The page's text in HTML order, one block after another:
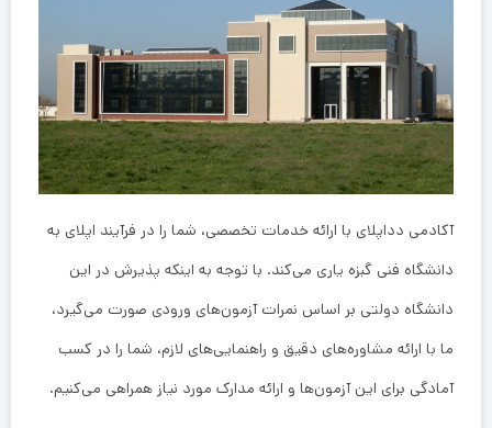
آکادمی دداپلای با ارائه خدمات تخصصی، شما را در فرآیند اپلای به
دانشگاه فنی گبزه یاری می‌کند. با توجه به اینکه پذیرش در این
دانشگاه دولتی بر اساس نمرات آزمون‌های ورودی صورت می‌گیرد،
ما با ارائه مشاوره‌های دقیق و راهنمایی‌های لازم، شما را در کسب
آمادگی برای این آزمون‌ها و ارائه مدارک مورد نیاز همراهی می‌کنیم.